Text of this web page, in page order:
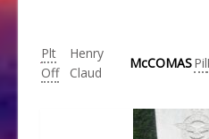
Plt
Off
Henry
Claud
McCOMASPil